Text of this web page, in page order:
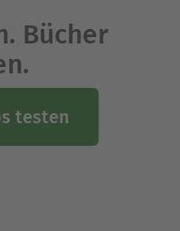
Bücher
testen